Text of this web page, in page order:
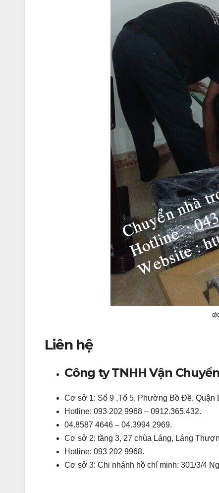
Liên hệ
Công ty TNHH Vận
Cơ sở 1: Số 9 ,Tổ 5, Phường Bồ Đề, Quận
Hotline: 093 202 9968 – 0912.365.432.
04.8587 4646 – 04.3994 2969.
Cơ sở 2: tầng 3, 27 chùa Láng, Láng
Hotline: 093 202 9968.
Cơ sở 3: Chi nhánh hồ chí minh: 301/3/4